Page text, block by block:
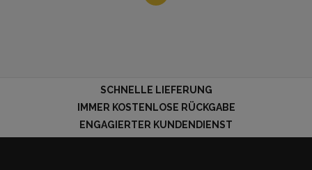
SCHNELLE LIEFERUNG
IMMER KOSTENLOSE RÜCKGABE
ENGAGIERTER KUNDENDIENST